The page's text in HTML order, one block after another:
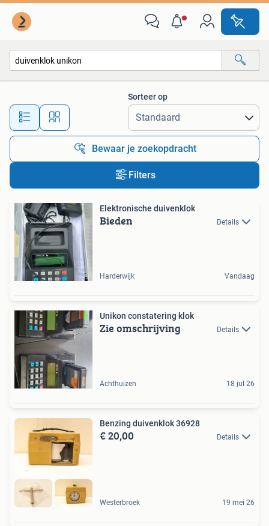
Alle afstanden…
Sorteer op
Bewaar je zoekopdracht
Filters
Elektronische duivenklok
Bieden Details
Harderwijk Vandaag
Unikon constatering klok
Zie omschrijving Details
Achthuizen 18 jul 26
Benzing duivenklok 36928
€ 20,00 Details
Westerbroek 19 mei 26